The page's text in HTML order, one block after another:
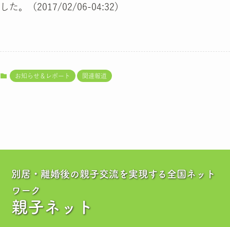
した。（2017/02/06-04:32）
お知らせ＆レポート 関連報道
別居・離婚後の親子交流を実現する全国ネット
ワーク
親子ネット